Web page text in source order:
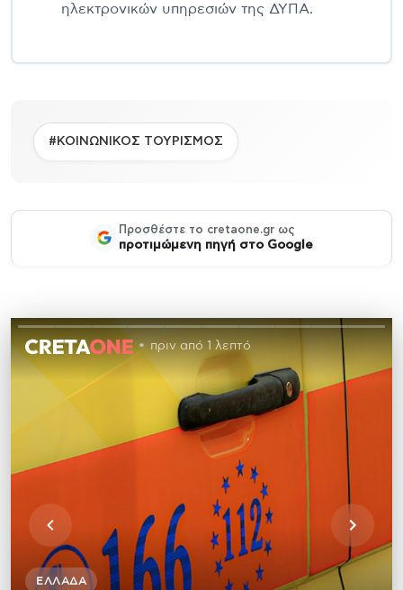
ηλεκτρονικών υπηρεσιών της ΔΥΠΑ.
#ΚΟΙΝΩΝΙΚΟΣ ΤΟΥΡΙΣΜΟΣ
Προσθέστε το cretaone.gr ως
προτιμώμενη πηγή στο Google
πριν από 1 λεπτό
ΕΛΛΆΔΑ